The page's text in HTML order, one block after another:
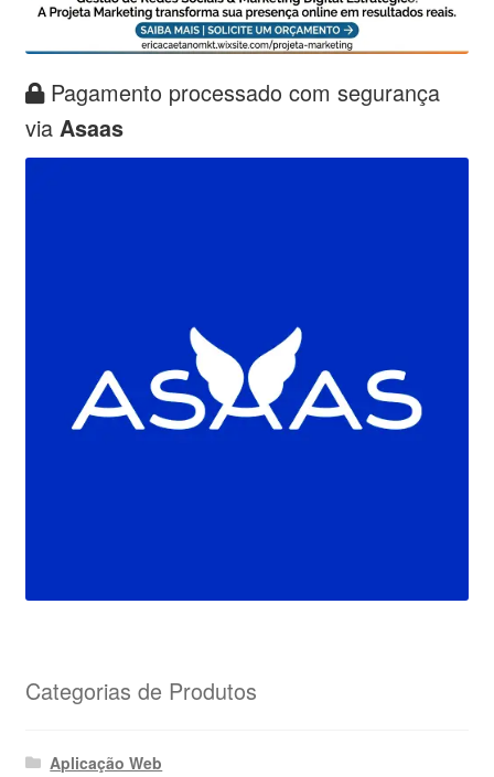
Pagamento processado com segurança
via Asaas
Categorias de Produtos
Aplicação Web